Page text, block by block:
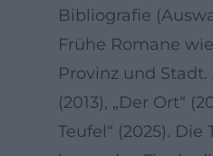
Bibliografie
Frühe Romane
Provinz und Stadt.
(2013), „Der Ort“
Teufel“ (2025).